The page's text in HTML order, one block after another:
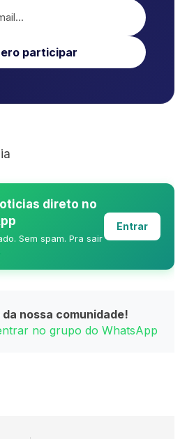
participar
direto no
Sem spam. Pra sair
Entrar
nossa comunidade!
no grupo do WhatsApp